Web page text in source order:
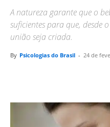
A natureza garante que o
suficientes para que, desde
união seja criada.
By Psicologias do Brasil - 24 de